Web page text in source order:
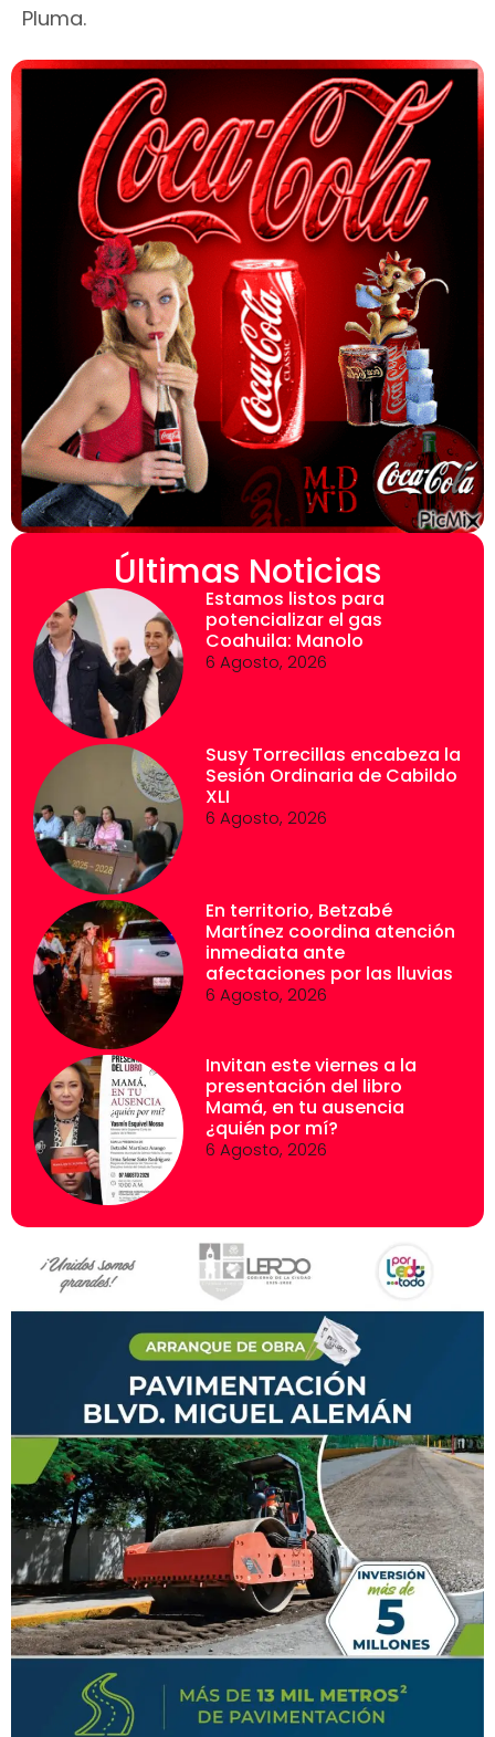
Pluma.
Últimas Noticias
Estamos listos para
potencializar el gas
Coahuila: Manolo
6 Agosto, 2026
Susy Torrecillas encabeza la
Sesión Ordinaria de Cabildo
XLI
6 Agosto, 2026
En territorio, Betzabé
Martínez coordina atención
inmediata ante
afectaciones por las lluvias
6 Agosto, 2026
Invitan este viernes a la
presentación del libro
Mamá, en tu ausencia
¿quién por mí?
6 Agosto, 2026